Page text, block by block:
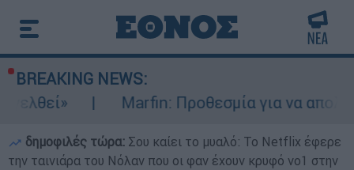
BREAKING NEWS:
Marfin: Προθεσμία για να απολογηθεί
δημοφιλές τώρα: Σου καίει το μυαλό: Το Netflix έφερε
την ταινιάρα του Νόλαν που οι φαν έχουν κρυφό νο1 στην